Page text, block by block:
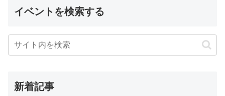
イベントを検索する
新着記事